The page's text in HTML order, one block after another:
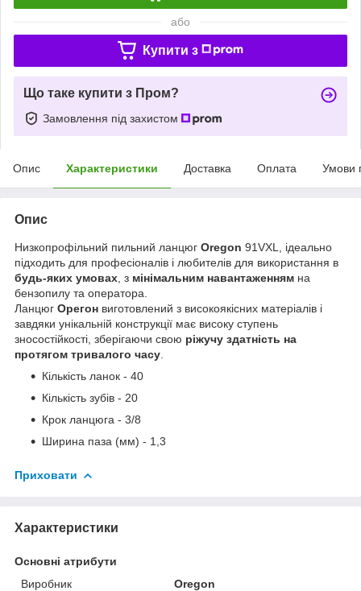
або
Купити з
Що таке купити з Пром?
Замовлення під захистом
Опис Характеристики Доставка Оплата Умови
Опис
Низкопрофільний пильний ланцюг Oregon 91VXL, ідеально
підходить для професіоналів і любителів для використання в
будь-яких умовах , з мінімальним навантаженням на
бензопилу та оператора.
Ланцюг Орегон виготовлений з високоякісних матеріалів і
завдяки унікальній конструкції має високу ступень
зносостійкості, зберігаючи свою ріжучу здатність на
протягом тривалого часу
Кількість ланок - 40
Кількість зубів - 20
Крок ланцюга - 3/8
Ширина паза (мм) - 1,3
Приховати
Характеристики
Основні атрибути
Виробник
Oregon